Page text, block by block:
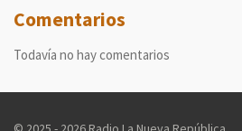
Comentarios
Todavía no hay comentarios